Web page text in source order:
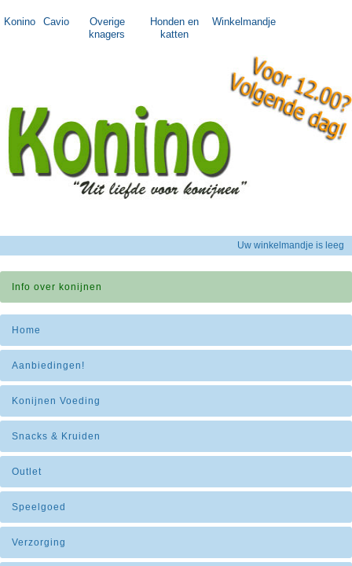
Konino Cavio
Overige
knagers
Honden en
katten
Winkelmandje
Uw winkelmandje is leeg
Info over konijnen
Home
Aanbiedingen!
Konijnen Voeding
Snacks & Kruiden
Outlet
Speelgoed
Verzorging